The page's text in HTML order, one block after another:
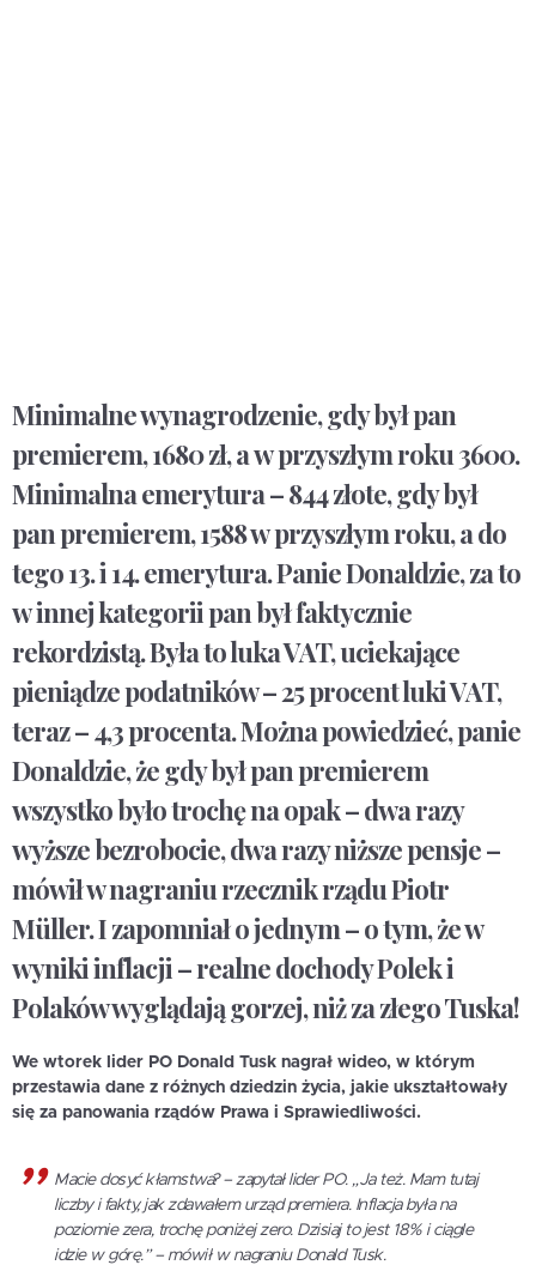
Minimalne wynagrodzenie, gdy był pan
premierem, 1680 zł, a w przyszłym roku 3600.
Minimalna emerytura – 844 złote, gdy był
pan premierem, 1588 w przyszłym roku, a do
tego 13. i 14. emerytura. Panie Donaldzie, za to
w innej kategorii pan był faktycznie
rekordzistą. Była to luka VAT, uciekające
pieniądze podatników – 25 procent luki VAT,
teraz – 4,3 procenta. Można powiedzieć, panie
Donaldzie, że gdy był pan premierem
wszystko było trochę na opak – dwa razy
wyższe bezrobocie, dwa razy niższe pensje –
mówił w nagraniu rzecznik rządu Piotr
Müller. I zapomniał o jednym – o tym, że w
wyniki inflacji – realne dochody Polek i
Polaków wyglądają gorzej, niż za złego Tuska!
We wtorek lider PO Donald Tusk nagrał wideo, w którym
przestawia dane z różnych dziedzin życia, jakie ukształtowały
się za panowania rządów Prawa i Sprawiedliwości.
Macie dosyć kłamstwa? – zapytał lider PO. „Ja też. Mam tutaj
liczby i fakty, jak zdawałem urząd premiera. Inflacja była na
poziomie zera, trochę poniżej zero. Dzisiaj to jest 18% i ciągle
idzie w górę.” – mówił w nagraniu Donald Tusk.